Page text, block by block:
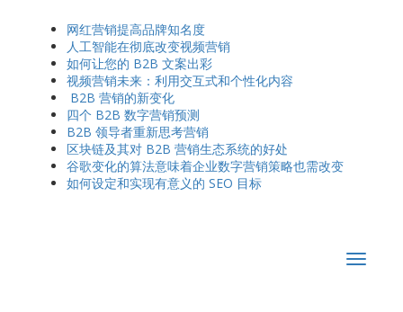
网红营销提高品牌知名度
人工智能在彻底改变视频营销
如何让您的 B2B 文案出彩
视频营销未来：利用交互式和个性化内容
B2B 营销的新变化
四个 B2B 数字营销预测
B2B 领导者重新思考营销
区块链及其对 B2B 营销生态系统的好处
谷歌变化的算法意味着企业数字营销策略也需改变
如何设定和实现有意义的 SEO 目标
Toggle